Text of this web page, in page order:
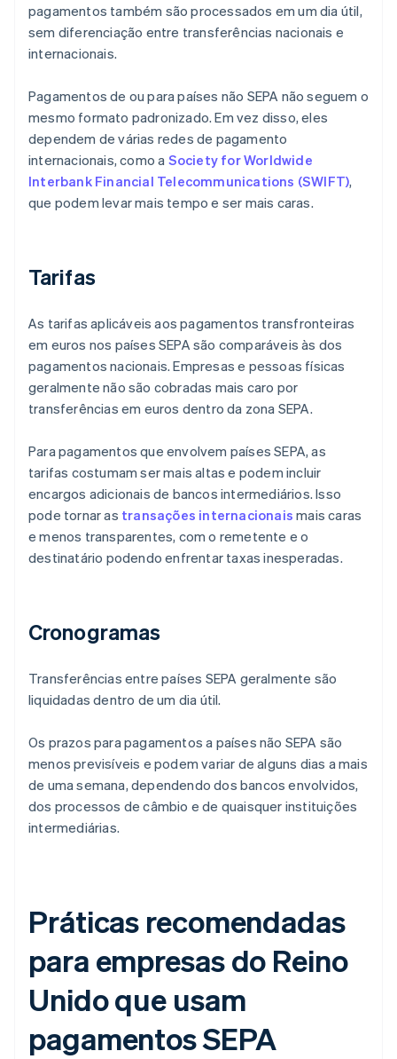
pagamentos também são processados em um dia útil,
sem diferenciação entre transferências nacionais e
internacionais.
Pagamentos de ou para países não SEPA não seguem o
mesmo formato padronizado. Em vez disso, eles
dependem de várias redes de pagamento
internacionais, como a Society for Worldwide
Interbank Financial Telecommunications (SWIFT),
que podem levar mais tempo e ser mais caras.
Tarifas
As tarifas aplicáveis aos pagamentos transfronteiras
em euros nos países SEPA são comparáveis às dos
pagamentos nacionais. Empresas e pessoas físicas
geralmente não são cobradas mais caro por
transferências em euros dentro da zona SEPA.
Para pagamentos que envolvem países SEPA, as
tarifas costumam ser mais altas e podem incluir
encargos adicionais de bancos intermediários. Isso
pode tornar as transações internacionais mais caras
e menos transparentes, com o remetente e o
destinatário podendo enfrentar taxas inesperadas.
Cronogramas
Transferências entre países SEPA geralmente são
liquidadas dentro de um dia útil.
Os prazos para pagamentos a países não SEPA são
menos previsíveis e podem variar de alguns dias a mais
de uma semana, dependendo dos bancos envolvidos,
dos processos de câmbio e de quaisquer instituições
intermediárias.
Práticas recomendadas
para empresas do Reino
Unido que usam
pagamentos SEPA